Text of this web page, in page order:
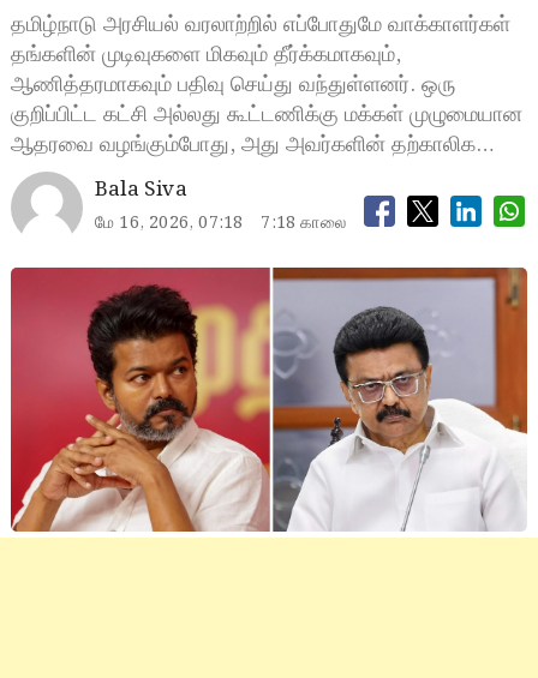
தமிழ்நாடு அரசியல் வரலாற்றில் எப்போதுமே வாக்காளர்கள்
தங்களின் முடிவுகளை மிகவும் தீர்க்கமாகவும்,
ஆணித்தரமாகவும் பதிவு செய்து வந்துள்ளனர். ஒரு
குறிப்பிட்ட கட்சி அல்லது கூட்டணிக்கு மக்கள் முழுமையான
ஆதரவை வழங்கும்போது, அது அவர்களின் தற்காலிக…
Bala Siva
மே 16, 2026, 07:18 7:18 காலை